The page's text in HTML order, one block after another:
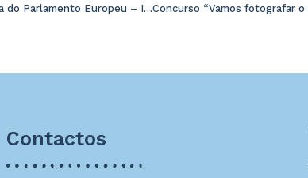
Escola Embaixadora do Parlamento Europeu – Infopoint
Contactos